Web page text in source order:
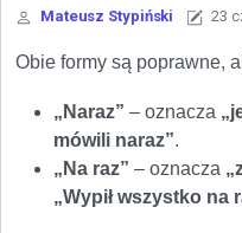
Mateusz Stypiński 23
Obie formy są poprawne,
„Naraz” – oznacza
mówili naraz”.
„Na raz” – oznacza
„Wypił wszystko na